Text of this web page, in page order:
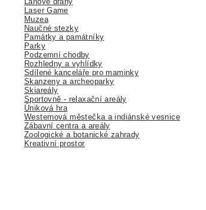
Laser Game
Muzea
Naučné stezky
Památky a památníky
Parky
Podzemní chodby
Rozhledny a vyhlídky
Sdílené kanceláře pro maminky
Skanzeny a archeoparky
Skiareály
Sportovně - relaxační areály
Úniková hra
Westernová městečka a indiánské vesnice
Zábavní centra a areály
Zoologické a botanické zahrady
Kreativní prostor